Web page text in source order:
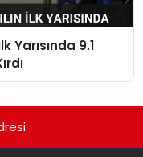
Yarısında 9.1